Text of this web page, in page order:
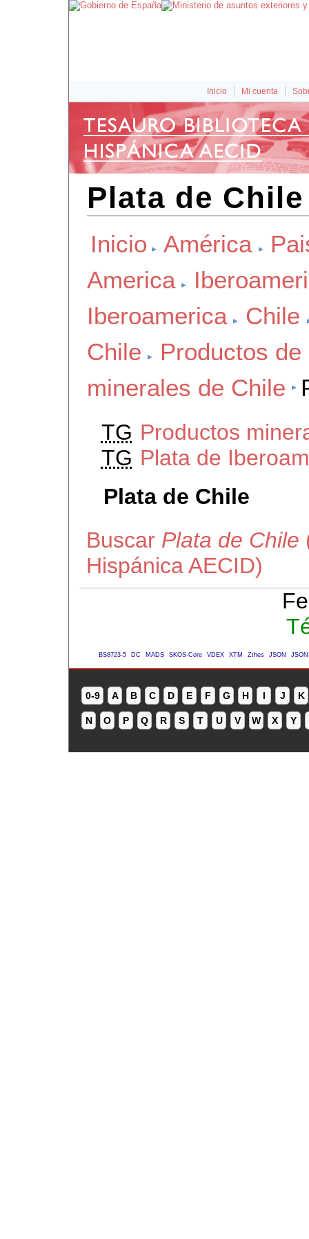
Inicio Mi cuenta
Plata de Chile
Inicio América
America
Iberoamerica
Chile
Chile
Productos de
minerales de Chile
TG Productos
TG Plata de
Plata de Chile
Buscar Plata de Chile
Hispánica AECID)
BS8723-5 DC MADS SKOS-Core VDEX XTM Zthes JSON
0-9 A B C D E F G H I J K
N O P Q R S T U V W X Y